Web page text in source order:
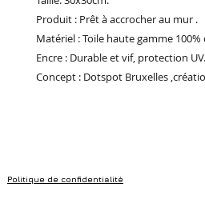
Produit : Prêt à accrocher au mur .
Matériel : Toile haute gamme
Encre : Durable et vif, protection UV.
Concept : Dotspot Bruxelles
Politique de confidentialité